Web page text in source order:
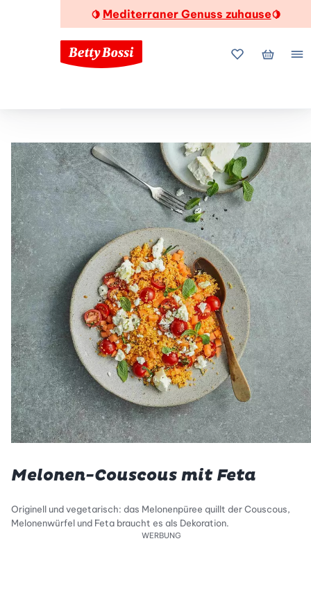
🍋 Mediterraner Genuss zuhause🍋
MeineMein
Melonen-Couscous mit Feta
Originell und vegetarisch: das Melonenpüree quillt der Couscous,
Melonenwürfel und Feta braucht es als Dekoration.
WERBUNG